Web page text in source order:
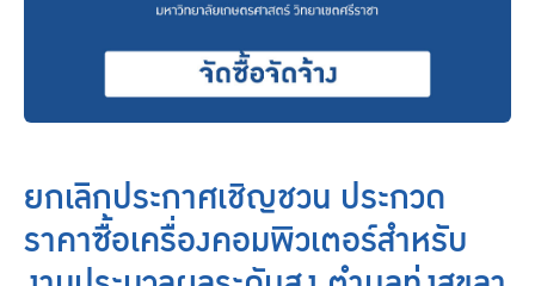
ยกเลิกประกาศเชิญชวน ประกวด
ราคาซื้อเครื่องคอมพิวเตอร์สำหรับ